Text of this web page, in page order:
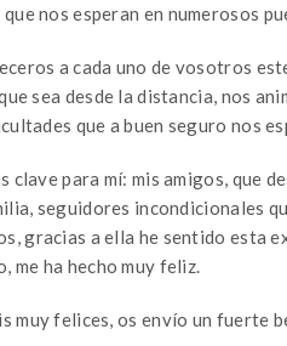
nos esperan en numerosos
a cada uno de vosotros
sea desde la distancia, nos
que a buen seguro nos
para mí: mis amigos, que
seguidores incondicionales
gracias a ella he sentido esta
me ha hecho muy feliz.
muy felices, os envío un fuerte